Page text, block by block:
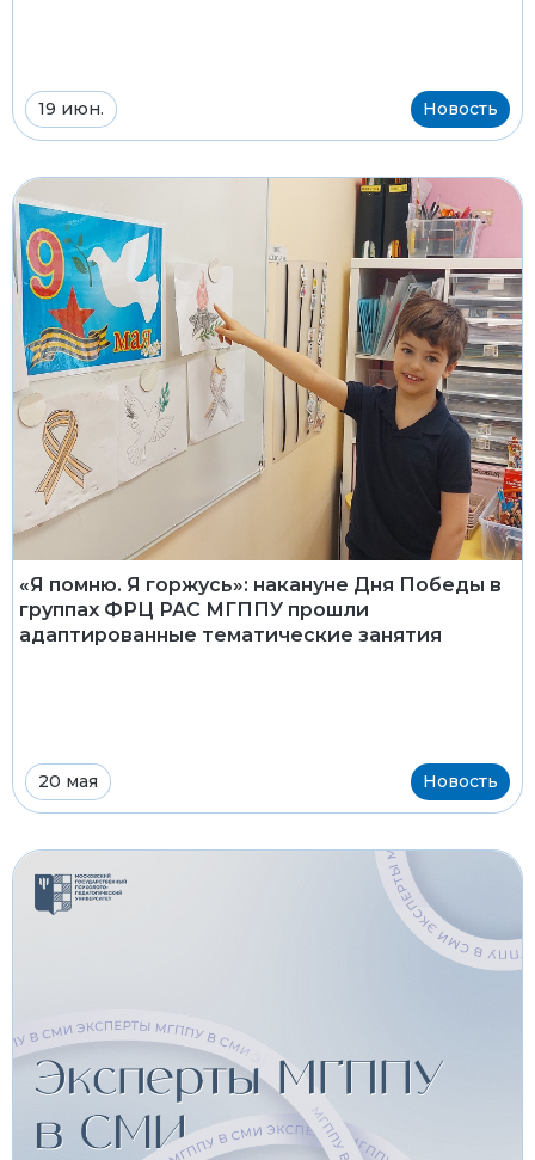
19 июн. Новость
«Я помню. Я горжусь»: накануне Дня Победы в
группах ФРЦ РАС МГППУ прошли
адаптированные тематические занятия
20 мая Новость